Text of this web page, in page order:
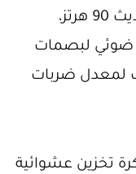
بلوحة Super AMOLED بمعدل تحديث 90 هرتز،
ضوئي لبصمات
لمعدل ضربات
تخزين عشوائية